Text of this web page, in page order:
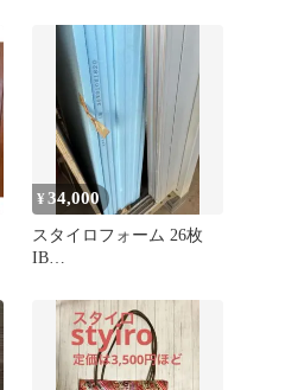
¥34,000
スタイロフォーム 26枚
IB
断熱材